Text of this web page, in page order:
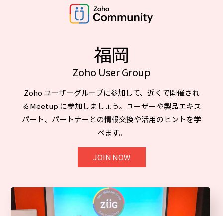
福岡
Zoho User Group
Zoho ユーザーグループに参加して、近くで開催され
るMeetup に参加しましょう。ユーザーや製品エキス
パート、パートナーとの情報交換や活用のヒントを学
べます。
JOIN NOW